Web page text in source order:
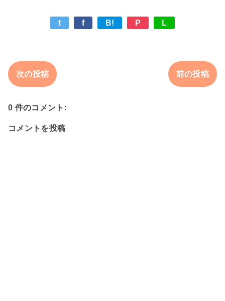
t f B! P L
次の投稿 前の投稿
0 件のコメント:
コメントを投稿